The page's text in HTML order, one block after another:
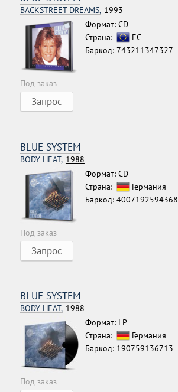
BACKSTREET DREAMS, 1993
Формат: CD
Страна:
ЕС
Баркод: 743211347327
Под заказ
Запрос
BLUE SYSTEM
BODY HEAT, 1988
Формат: CD
Страна:
Германия
Баркод: 4007192594368
Под заказ
Запрос
BLUE SYSTEM
BODY HEAT, 1988
Формат: LP
Страна:
Германия
Баркод: 190759136713
Под заказ